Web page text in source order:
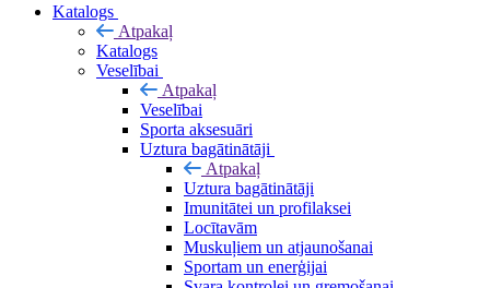
Katalogs
Atpakaļ
Katalogs
Veselībai
Atpakaļ
Veselībai
Sporta aksesuāri
Uztura bagātinātāji
Atpakaļ
Uztura bagātinātāji
Imunitātei un profilaksei
Locītavām
Muskuļiem un atjaunošanai
Sportam un enerģijai